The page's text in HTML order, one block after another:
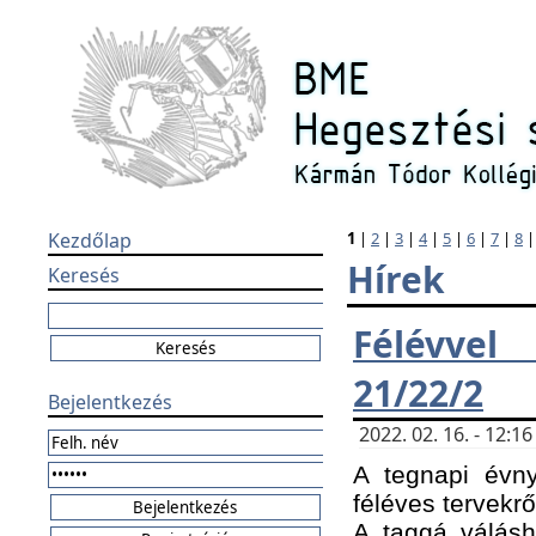
Kezdőlap
Keresés
Bejelentkezés
1 | 2 | 3 | 4| 5 | 6 | 7 | 8
Hírek
21/22/2
2022. 02. 16. -
A tegnapi
féléves